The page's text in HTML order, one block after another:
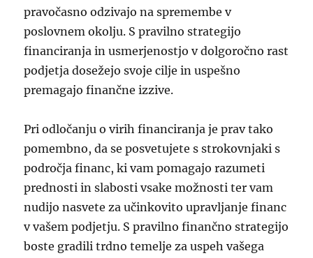
pravočasno odzivajo na spremembe v
poslovnem okolju. S pravilno strategijo
financiranja in usmerjenostjo v dolgoročno rast
podjetja dosežejo svoje cilje in uspešno
premagajo finančne izzive.
Pri odločanju o virih financiranja je prav tako
pomembno, da se posvetujete s strokovnjaki s
področja financ, ki vam pomagajo razumeti
prednosti in slabosti vsake možnosti ter vam
nudijo nasvete za učinkovito upravljanje financ
v vašem podjetju. S pravilno finančno strategijo
boste gradili trdno temelje za uspeh vašega